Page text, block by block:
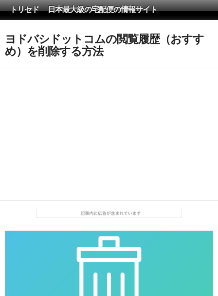
トリセド 日本最大級の宅配便の情報サイト
ヨドバシドットコムの閲覧履歴（おすす
め）を削除する方法